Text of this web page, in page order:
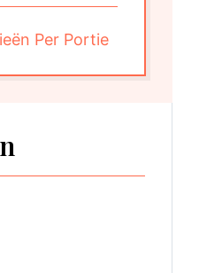
Per Portie